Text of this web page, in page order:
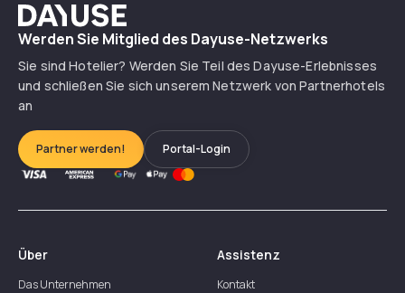
Dayuse
Werden Sie Mitglied des Dayuse-Netzwerks
Sie sind Hotelier? Werden Sie Teil des Dayuse-Erlebnisses
und schließen Sie sich unserem Netzwerk von Partnerhotels
an
Partner werden! Portal-Login
Über
Das Unternehmen
Assistenz
Kontakt